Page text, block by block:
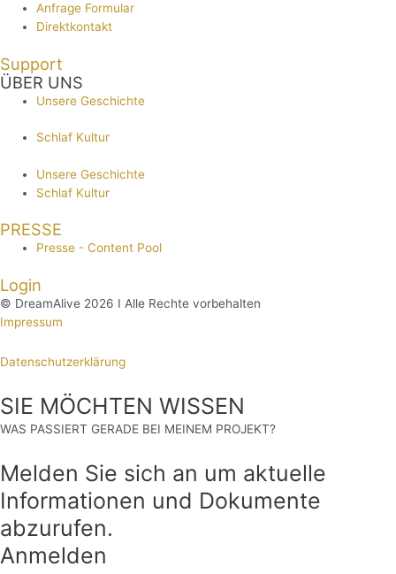
Anfrage Formular
Direktkontakt
Support
ÜBER UNS
Unsere Geschichte
Schlaf Kultur
Unsere Geschichte
Schlaf Kultur
PRESSE
Presse - Content Pool
Login
© DreamAlive 2026 I Alle Rechte vorbehalten
Impressum
Datenschutzerklärung
SIE MÖCHTEN WISSEN
WAS PASSIERT GERADE BEI MEINEM PROJEKT?
Melden Sie sich an um aktuelle
Informationen und Dokumente
abzurufen.
Anmelden